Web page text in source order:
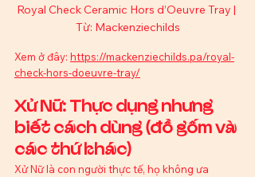
Royal Check Ceramic Hors d’Oeuvre Tray |
Từ: Mackenziechilds
Xem ở đây: https://mackenziechilds.pa/royal-
check-hors-doeuvre-tray/
Xử Nữ: Thực dụng nhưng
biết cách dùng (đồ gốm và
các thứ khác)
Xử Nữ là con người thực tế, họ không ưa